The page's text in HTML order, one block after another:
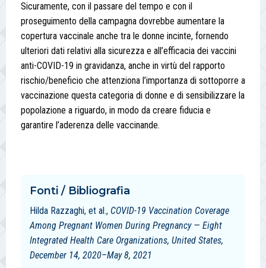
Sicuramente, con il passare del tempo e con il
proseguimento della campagna dovrebbe aumentare la
copertura vaccinale anche tra le donne incinte, fornendo
ulteriori dati relativi alla sicurezza e all’efficacia dei vaccini
anti-COVID-19 in gravidanza, anche in virtù del rapporto
rischio/beneficio che attenziona l’importanza di sottoporre a
vaccinazione questa categoria di donne e di sensibilizzare la
popolazione a riguardo, in modo da creare fiducia e
garantire l’aderenza delle vaccinande.
Fonti / Bibliografia
Hilda Razzaghi, et al., COVID-19 Vaccination Coverage
Among Pregnant Women During Pregnancy — Eight
Integrated Health Care Organizations, United States,
December 14, 2020–May 8, 2021